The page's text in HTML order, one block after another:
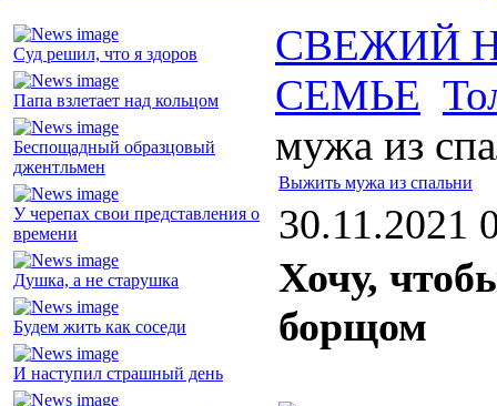
Суд решил, что я здоров
Папа взлетает над кольцом
Беспощадный образцовый
джентльмен
У черепах свои представления о
времени
Душка, а не старушка
Будем жить как соседи
И наступил страшный день
СВЕЖИЙ
СЕМЬЕ
мужа из
Выжить мужа из спальни
30.11.2021
Хочу,
борщом